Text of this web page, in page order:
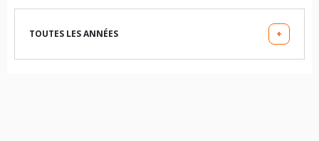
TOUTES LES ANNÉES
+